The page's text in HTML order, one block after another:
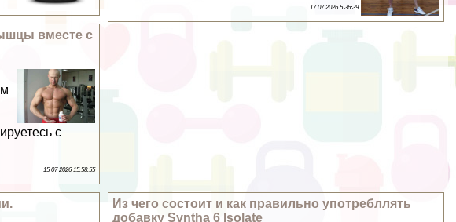
17 07 2026 5:36:39
вместе с
с
15 07 2026 15:58:55
Из чего состоит и как правильно употрeбллять
добавку Syntha 6 Isolate